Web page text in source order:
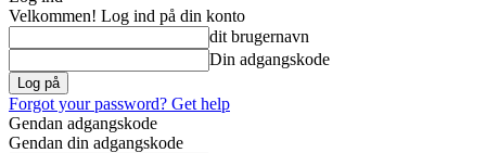
Velkommen! Log ind på din konto
dit brugernavn
Din adgangskode
Forgot your password? Get help
Gendan adgangskode
Gendan din adgangskode